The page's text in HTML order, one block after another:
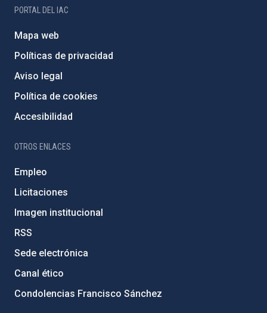
PORTAL DEL IAC
Mapa web
Políticas de privacidad
Aviso legal
Política de cookies
Accesibilidad
OTROS ENLACES
Empleo
Licitaciones
Imagen institucional
RSS
Sede electrónica
Canal ético
Condolencias Francisco Sánchez